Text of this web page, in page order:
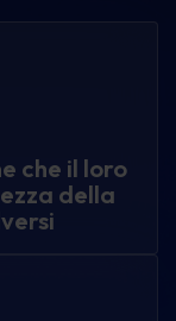
che il loro
della